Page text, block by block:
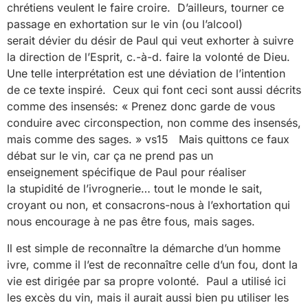
chrétiens veulent le faire croire. D’ailleurs, tourner ce
passage en exhortation sur le vin (ou l’alcool)
serait dévier du désir de Paul qui veut exhorter à suivre
la direction de l’Esprit, c.-à-d. faire la volonté de Dieu.
Une telle interprétation est une déviation de l’intention
de ce texte inspiré. Ceux qui font ceci sont aussi décrits
comme des insensés: « Prenez donc garde de vous
conduire avec circonspection, non comme des insensés,
mais comme des sages. » vs15 Mais quittons ce faux
débat sur le vin, car ça ne prend pas un
enseignement spécifique de Paul pour réaliser
la stupidité de l’ivrognerie… tout le monde le sait,
croyant ou non, et consacrons-nous à l’exhortation qui
nous encourage à ne pas être fous, mais sages.
Il est simple de reconnaître la démarche d’un homme
ivre, comme il l’est de reconnaître celle d’un fou, dont la
vie est dirigée par sa propre volonté. Paul a utilisé ici
les excès du vin, mais il aurait aussi bien pu utiliser les